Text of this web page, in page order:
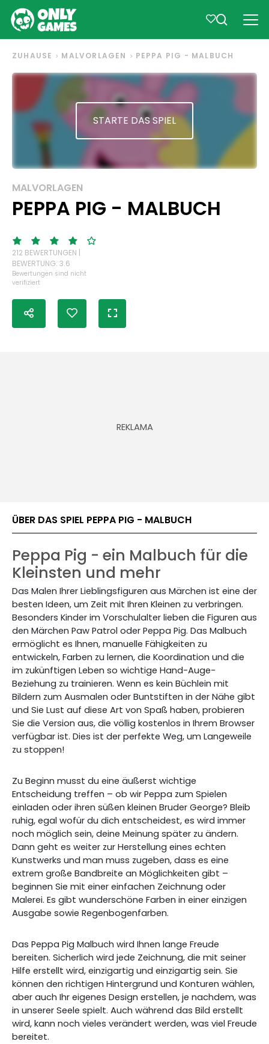
ZUHAUSE MALVORLAGEN PEPPA PIG - MALBUCH
STARTE DAS SPIEL
MALVORLAGEN
PEPPA PIG - MALBUCH
212 BEWERTUNGEN |
BEWERTUNG: 3.6
Bewertungen sind nicht
verifiziert
ÜBER DAS SPIEL PEPPA PIG - MALBUCH
Peppa Pig - ein Malbuch für die
Kleinsten und mehr
Das Malen Ihrer Lieblingsfiguren aus Märchen ist eine der
besten Ideen, um Zeit mit Ihren Kleinen zu verbringen.
Besonders Kinder im Vorschulalter lieben die Figuren aus
den Märchen Paw Patrol oder Peppa Pig. Das Malbuch
ermöglicht es Ihnen, manuelle Fähigkeiten zu
entwickeln, Farben zu lernen, die Koordination und die
im zukünftigen Leben so wichtige Hand-Auge-
Beziehung zu trainieren. Wenn es kein Büchlein mit
Bildern zum Ausmalen oder Buntstiften in der Nähe gibt
und Sie Lust auf diese Art von Spaß haben, probieren
Sie die Version aus, die völlig kostenlos in Ihrem Browser
verfügbar ist. Dies ist der perfekte Weg, um Langeweile
zu stoppen!
Zu Beginn musst du eine äußerst wichtige
Entscheidung treffen – ob wir Peppa zum Spielen
einladen oder ihren süßen kleinen Bruder George? Bleib
ruhig, egal wofür du dich entscheidest, es wird immer
noch möglich sein, deine Meinung später zu ändern.
Dann geht es weiter zur Herstellung eines echten
Kunstwerks und man muss zugeben, dass es eine
extrem große Bandbreite an Möglichkeiten gibt –
beginnen Sie mit einer einfachen Zeichnung oder
Malerei. Es gibt wunderschöne Farben in einer einzigen
Ausgabe sowie Regenbogenfarben.
Das Peppa Pig Malbuch wird Ihnen lange Freude
bereiten. Sicherlich wird jede Zeichnung, die mit seiner
Hilfe erstellt wird, einzigartig und einzigartig sein. Sie
können den richtigen Hintergrund und Konturen wählen,
aber auch Ihr eigenes Design erstellen, je nachdem, was
in unserer Seele spielt. Auch während das Bild erstellt
wird, kann noch vieles verändert werden, was viel Freude
bereitet.